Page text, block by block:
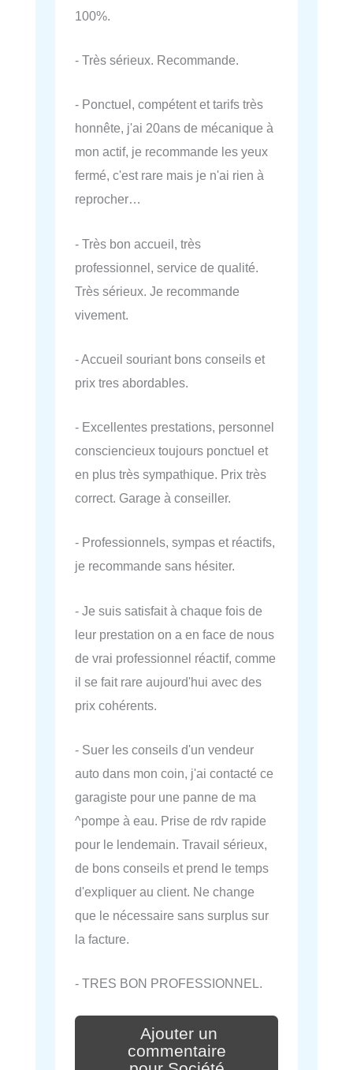
100%.
- Très sérieux. Recommande.
- Ponctuel, compétent et tarifs très
honnête, j'ai 20ans de mécanique à
mon actif, je recommande les yeux
fermé, c'est rare mais je n'ai rien à
reprocher…
- Très bon accueil, très
professionnel, service de qualité.
Très sérieux. Je recommande
vivement.
- Accueil souriant bons conseils et
prix tres abordables.
- Excellentes prestations, personnel
consciencieux toujours ponctuel et
en plus très sympathique. Prix très
correct. Garage à conseiller.
- Professionnels, sympas et réactifs,
je recommande sans hésiter.
- Je suis satisfait à chaque fois de
leur prestation on a en face de nous
de vrai professionnel réactif, comme
il se fait rare aujourd'hui avec des
prix cohérents.
- Suer les conseils d'un vendeur
auto dans mon coin, j'ai contacté ce
garagiste pour une panne de ma
^pompe à eau. Prise de rdv rapide
pour le lendemain. Travail sérieux,
de bons conseils et prend le temps
d'expliquer au client. Ne change
que le nécessaire sans surplus sur
la facture.
- TRES BON PROFESSIONNEL.
Ajouter un
commentaire